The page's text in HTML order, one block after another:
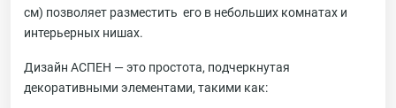
см) позволяет разместить его в небольших комнатах и
интерьерных нишах.
Дизайн АСПЕН — это простота, подчеркнутая
декоративными элементами, такими как: